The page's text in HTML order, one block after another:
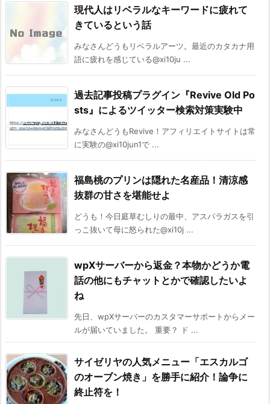
現代人はリベラルなキーワードに疲れて
きているという話
みなさんどうもリベラルアーツ。最近のカタカナ用
語に疲れを感じている@xi10ju ...
過去記事投稿プラグイン『Revive Old Po
sts』によるツイッター検索対策実験中
みなさんどうもRevive！アフィリエイトサイトは常
に実験の@xi10jun1で ...
福島桃のプリンは隠れた名産品！清涼感
抜群の甘さを堪能せよ
どうも！今日庭草むしりの最中、アスパラガスを引
っこ抜いて母に怒られた@xi10j ...
wpXサーバーから返金？本物かどうか電
話の他にもチャットとかで確認したいよ
ね
先日、wpXサーバーのカスタマーサポートからメー
ルが届いていました。 重要？ ド ...
サイゼリヤの人気メニュー「エスカルゴ
のオーブン焼き」を勝手に紹介！論争に
終止符を！